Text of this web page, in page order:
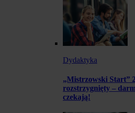
Dydaktyka
„Mistrzowski Start”
rozstrzygnięty –
czekają!